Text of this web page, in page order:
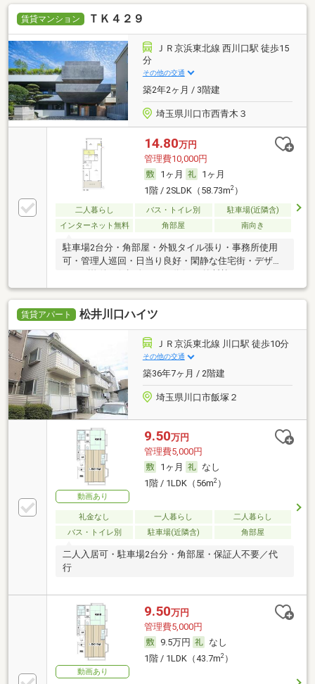
賃貸マンション ＴＫ４２９
ＪＲ京浜東北線 西川口駅 徒歩15
分
その他の交通
築2年2ヶ月 / 3階建
埼玉県川口市西青木３
14.80万円
管理費10,000円
1ヶ月
1ヶ月
1階 / 2SLDK（58.73m2）
二人暮らし バス・トイレ別
駐車場(近隣含)
インターネット無料
角部屋 南向き
駐車場2台分・角部屋・外観タイル張り・事務所使用
可・管理人巡回・日当り良好・閑静な住宅街・デザイ
賃貸アパート 松井川口ハイツ
ＪＲ京浜東北線 川口駅 徒歩10分
その他の交通
築36年7ヶ月 / 2階建
埼玉県川口市飯塚２
動画あり
9.50万円
管理費5,000円
1ヶ月
なし
1階 / 1LDK（56m2）
礼金なし 一人暮らし
二人暮らし
バス・トイレ別
駐車場(近隣含) 角部屋
二人入居可・駐車場2台分・角部屋・保証人不要／代
行
動画あり
9.50万円
管理費5,000円
9.5万円
なし
1階 / 1LDK（43.7m2）